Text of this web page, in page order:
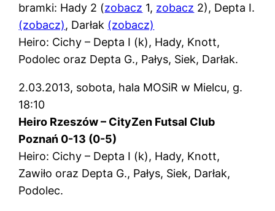
bramki: Hady 2 (zobacz 1, zobacz 2), Depta I.
(zobacz), Darłak (zobacz)
Heiro: Cichy – Depta I (k), Hady, Knott,
Podolec oraz Depta G., Pałys, Siek, Darłak.
2.03.2013, sobota, hala MOSiR w Mielcu, g.
18:10
Heiro Rzeszów – CityZen Futsal Club
Poznań 0-13 (0-5)
Heiro: Cichy – Depta I (k), Hady, Knott,
Zawiło oraz Depta G., Pałys, Siek, Darłak,
Podolec.